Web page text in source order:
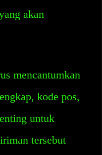
akan
mencantumkan
kode pos,
untuk
tersebut